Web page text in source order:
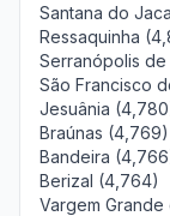
Santana do
Ressaquinha
Serranópolis
São Francisco
Jesuânia
Braúnas (4,769)
Bandeira
Berizal (4,764)
Vargem